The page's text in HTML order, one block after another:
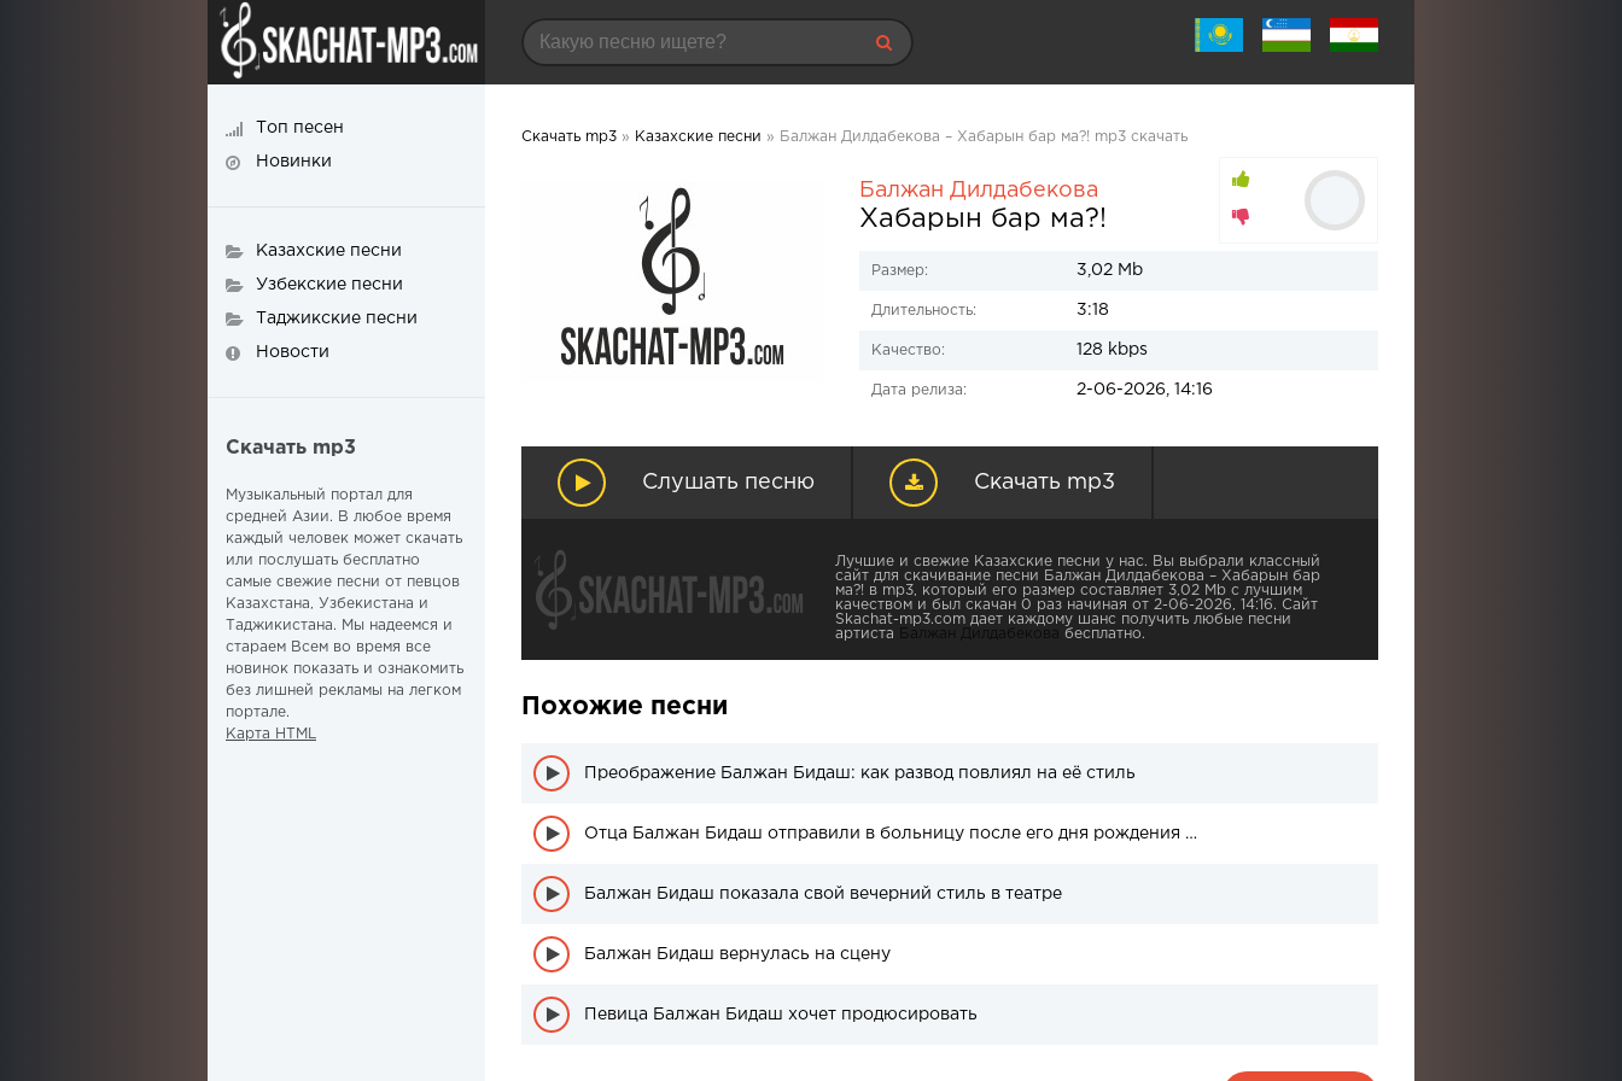
Скачать mp3 » Казахские песни » Балжан Дилдабекова – Хабарын бар ма?! mp3 скачать
Балжан Дилдабекова
Хабарын бар ма?!
Размер: 3,02 Mb
Длительность: 3:18
Качество: 128 kbps
Дата релиза: 2-06-2026, 14:16
Слушать песню Скачать mp3
Лучшие и свежие Казахские песни у нас. Вы выбрали классный
сайт для скачивание песни Балжан Дилдабекова – Хабарын бар
ма?! в mp3, который его размер составляет 3,02 Mb с лучшим
качеством и был скачан 0 раз начиная от 2-06-2026, 14:16. Сайт
Skachat-mp3.com дает каждому шанс получить любые песни
артиста
Балжан Дилдабекова бесплатно.
Похожие песни
Преображение Балжан Бидаш: как развод повлиял на её стиль
Отца Балжан Бидаш отправили в больницу после его дня рождения и ему потребуется лечение за рубежом
Балжан Бидаш показала свой вечерний стиль в театре
Балжан Бидаш вернулась на сцену
Певица Балжан Бидаш хочет продюсировать
Топ песен
Новинки
Казахские песни
Узбекские песни
Таджикские песни
Новости
Скачать mp3
Музыкальный портал для
средней Азии. В любое время
каждый человек может скачать
или послушать бесплатно
самые свежие песни от певцов
Казахстана, Узбекистана и
Таджикистана. Мы надеемся и
стараем Всем во время все
новинок показать и ознакомить
без лишней рекламы на легком
портале.
Карта HTML